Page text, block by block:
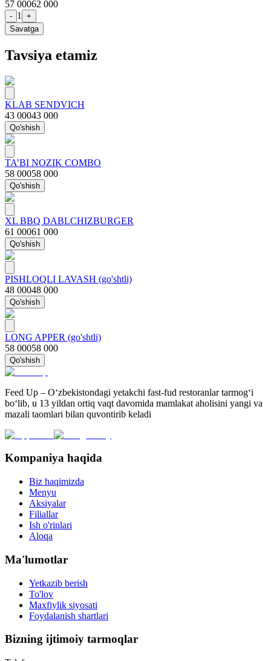
57 00062 000
- 1
+
Savatga
Tavsiya etamiz
KLAB SENDVICH
43 00043 000
Qo'shish
TA’BI NOZIK COMBO
58 00058 000
Qo'shish
XL BBQ DABLCHIZBURGER
61 00061 000
Qo'shish
PISHLOQLI LAVASH (go'shtli)
48 00048 000
Qo'shish
LONG APPER (go'shtli)
58 00058 000
Qo'shish
Feed Up – O‘zbekistondagi yetakchi fast-fud restoranlar tarmog‘i
bo‘lib, u 13 yildan ortiq vaqt davomida mamlakat aholisini yangi va
mazali taomlari bilan quvontirib keladi
Kompaniya haqida
Biz haqimizda
Menyu
Aksiyalar
Filiallar
Ish o'rinlari
Aloqa
Ma'lumotlar
Yetkazib berish
To'lov
Maxfiylik siyosati
Foydalanish shartlari
Bizning ijtimoiy tarmoqlar